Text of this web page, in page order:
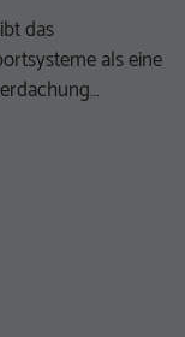
das
als eine